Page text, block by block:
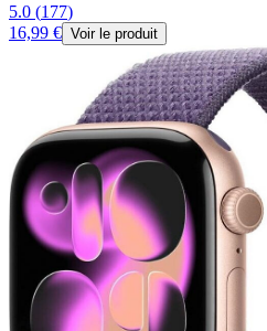
5.0 (177)
16,99 € Voir le produit